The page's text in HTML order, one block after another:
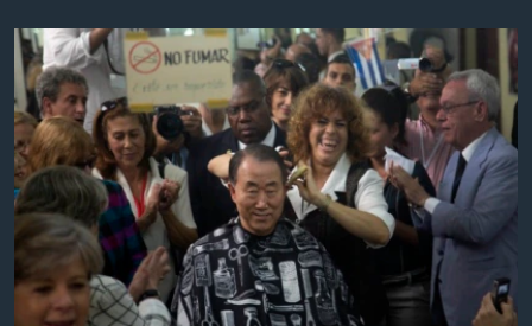
QUAN HỆ VIỆT MỸ